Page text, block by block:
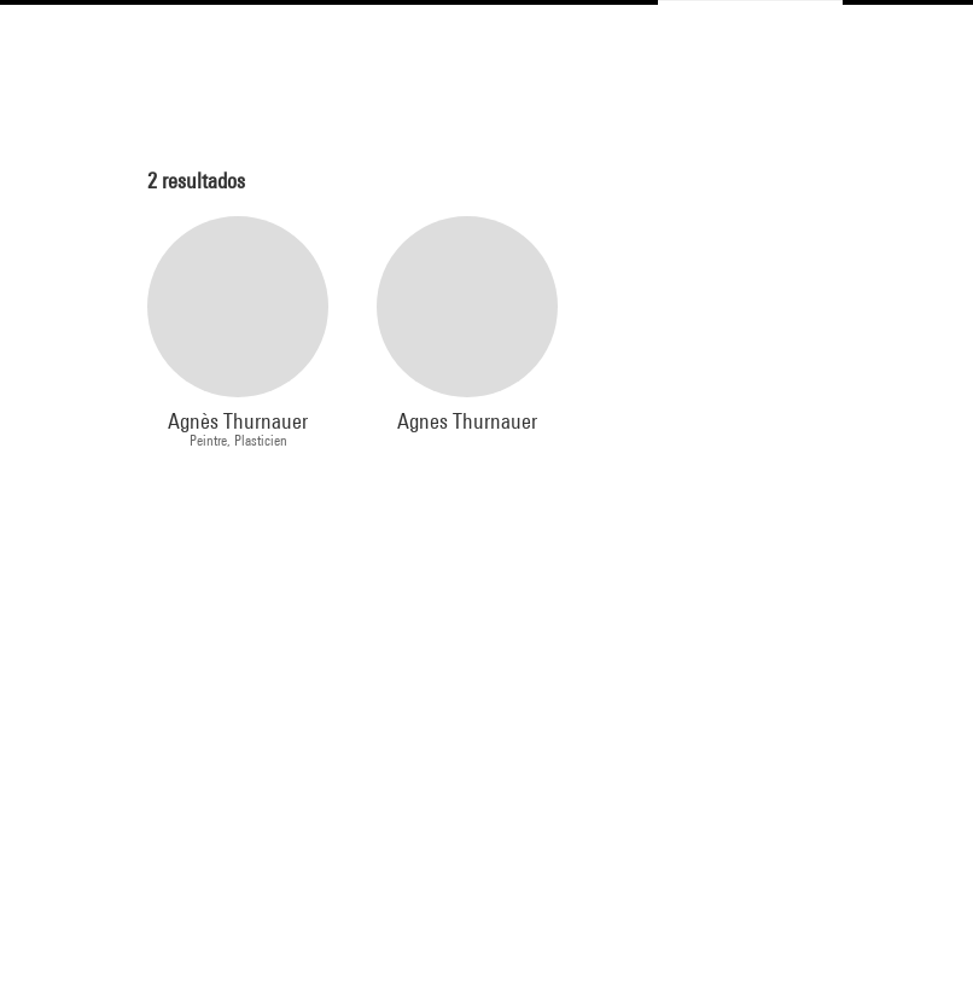
2 resultados
Agnès Thurnauer
Peintre, Plasticien
Agnes Thurnauer